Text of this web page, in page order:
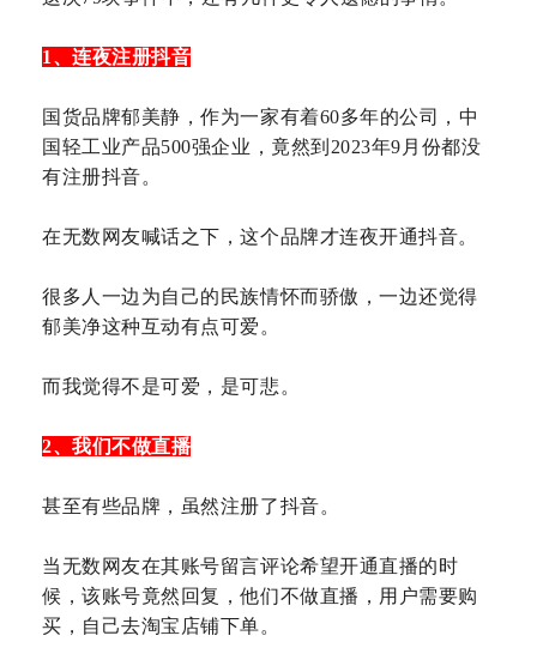
1、连夜注册抖音
国货品牌郁美静，作为一家有着60多年的公司，中
国轻工业产品500强企业，竟然到2023年9月份都没
有注册抖音。
在无数网友喊话之下，这个品牌才连夜开通抖音。
很多人一边为自己的民族情怀而骄傲，一边还觉得
郁美净这种互动有点可爱。
而我觉得不是可爱，是可悲。
2、我们不做直播
甚至有些品牌，虽然注册了抖音。
当无数网友在其账号留言评论希望开通直播的时
候，该账号竟然回复，他们不做直播，用户需要购
买，自己去淘宝店铺下单。